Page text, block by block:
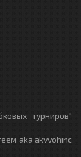
турниров"
aka akvvohinc